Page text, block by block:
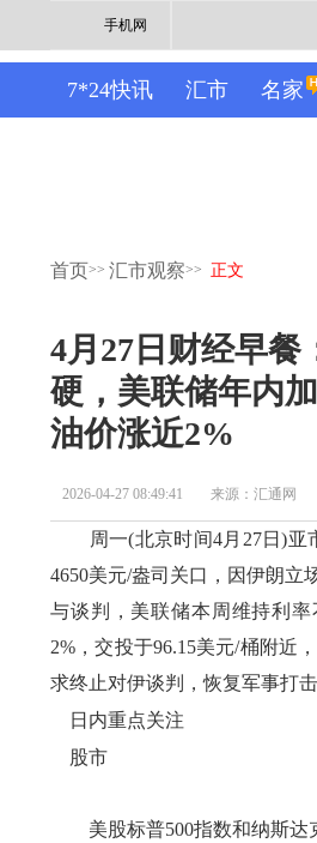
手机网
7*24快讯 汇市 名家
首页>> 汇市观察>> 正文
4月27日财经早
硬，美联储年内
油价涨近2%
2026-04-27 08:49:41 来源：汇通网
周一(北京时间4月27日)亚市
4650美元/盎司关口，因伊朗立
与谈判，美联储本周维持利
2%，交投于96.15美元/桶附近
求终止对伊谈判，恢复军事打击
日内重点关注
股市
美股标普500指数和纳斯达